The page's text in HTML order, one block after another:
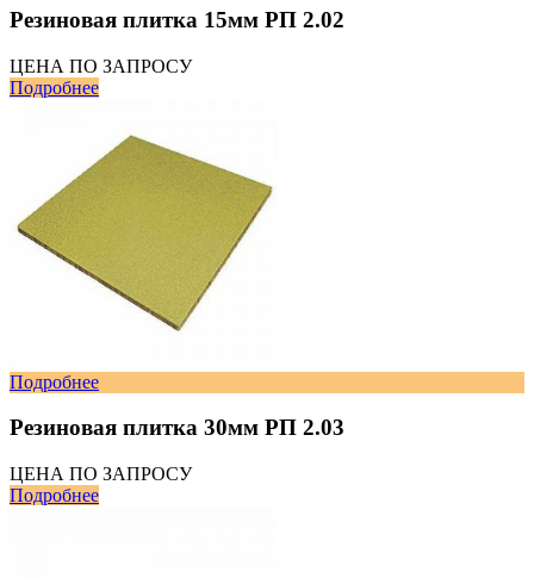
Резиновая плитка 15мм РП 2.02
ЦЕНА ПО ЗАПРОСУ
Подробнее
Подробнее
Резиновая плитка 30мм РП 2.03
ЦЕНА ПО ЗАПРОСУ
Подробнее